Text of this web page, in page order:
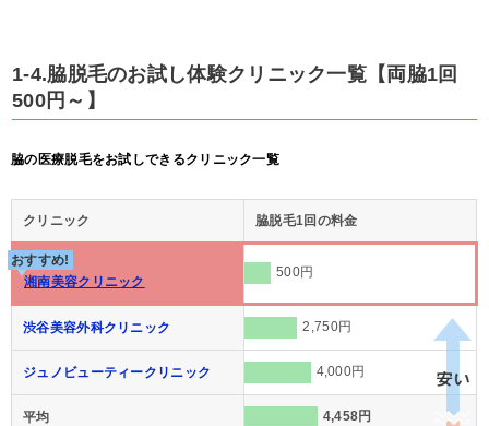
1-4.脇脱毛のお試し体験クリニック一覧【両脇1回
500円～】
脇の医療脱毛をお試しできるクリニック一覧
クリニック 脇脱毛1回の料金
おすすめ!
湘南美容クリニック
500円
渋谷美容外科クリニック 2,750円
ジュノビューティークリニック 4,000円
平均 4,458円